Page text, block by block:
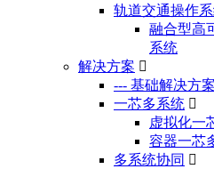
轨道交通操作
融合型高
系统
解决方案
--- 基础解决方
一芯多系统
虚拟化一
容器一芯
多系统协同